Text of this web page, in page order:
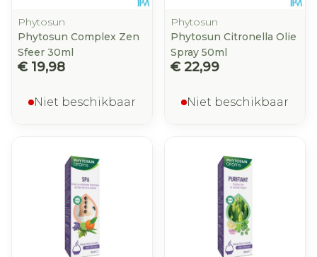
Phytosun
Phytosun Complex Zen
Sfeer 30ml
€ 19,98
Niet beschikbaar
Phytosun
Phytosun Citronella Olie
Spray 50ml
€ 22,99
Niet beschikbaar